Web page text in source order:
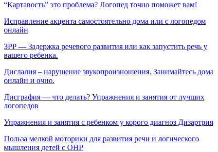
“Картавость” это проблема? Логопед точно поможет вам!
Исправление акцента самостоятельно дома или с логопедом
онлайн
ЗРР — Задержка речевого развития или как запустить речь у
вашего ребенка.
Дислалия – нарушение звукопроизношения. Занимайтесь дома
онлайн и очно.
Дисграфия — что делать? Упражнения и занятия от лучших
логопедов
Упражнения и занятия с ребенком у корого диагноз Дизартрия
Польза мелкой моторики для развития речи и логического
мышления детей с ОНР